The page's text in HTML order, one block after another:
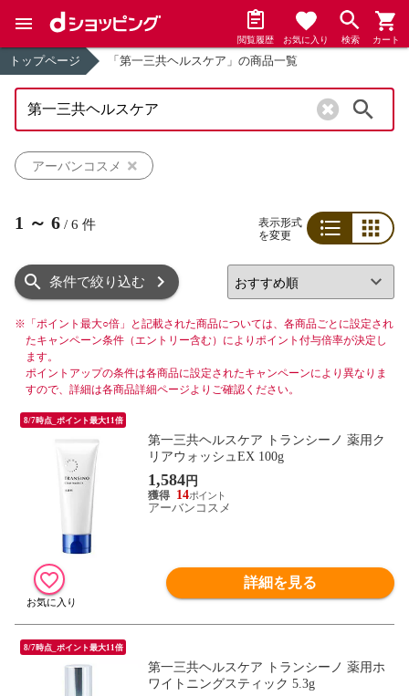
閲覧履歴 お気に入り 検索 カート
トップページ 「第一三共ヘルスケア」の商品一覧
アーバンコスメ
1 ～ 6 / 6 件
表示形式
を変更
条件で絞り込む
※ 「ポイント最大○倍」と記載された商品については、各商品ごとに設定され
たキャンペーン条件（エントリー含む）によりポイント付与倍率が決定し
ます。
ポイントアップの条件は各商品に設定されたキャンペーンにより異なりま
すので、詳細は各商品詳細ページよりご確認ください。
8/7時点_ポイント最大11倍
第一三共ヘルスケア トランシーノ 薬用ク
リアウォッシュEX 100g
1,584円
14
アーバンコスメ
詳細を見る
8/7時点_ポイント最大11倍
第一三共ヘルスケア トランシーノ 薬用ホ
ワイトニングスティック 5.3g